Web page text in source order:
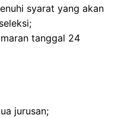
syarat yang akan
tanggal 24
jurusan;